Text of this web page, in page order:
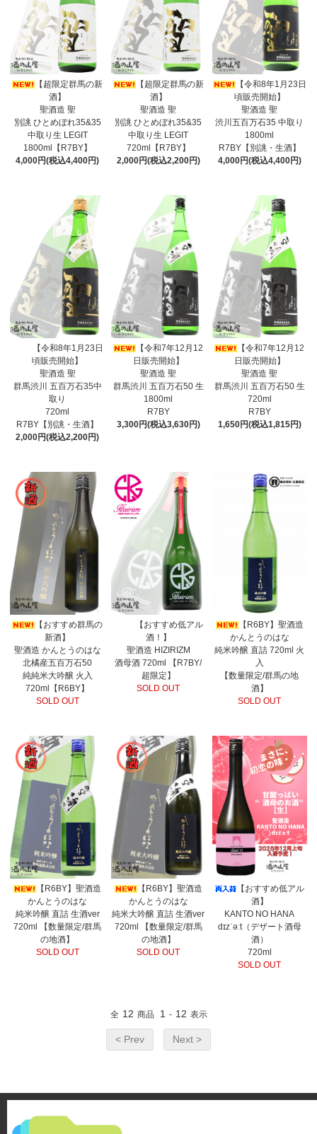
【超限定群馬の新
酒】
聖酒造 聖
別誂 ひとめぼれ35&35
中取り生 LEGIT
1800ml【R7BY】
4,000円(税込4,400円)
【超限定群馬の新
酒】
聖酒造 聖
別誂 ひとめぼれ35&35
中取り生 LEGIT
720ml【R7BY】
2,000円(税込2,200円)
【令和8年1月23日
頃販売開始】
聖酒造 聖
渋川五百万石35 中取り
1800ml
R7BY【別誂・生酒】
4,000円(税込4,400円)
【令和8年1月23日
頃販売開始】
聖酒造 聖
群馬渋川 五百万石35中
取り
720ml
R7BY【別誂・生酒】
2,000円(税込2,200円)
【令和7年12月12
日販売開始】
聖酒造 聖
群馬渋川 五百万石50 生
1800ml
R7BY
3,300円(税込3,630円)
【令和7年12月12
日販売開始】
聖酒造 聖
群馬渋川 五百万石50 生
720ml
R7BY
1,650円(税込1,815円)
【おすすめ群馬の
新酒】
聖酒造 かんとうのはな
北橘産五百万石50
純純米大吟醸 火入
720ml【R6BY】
SOLD OUT
【おすすめ低アル
酒！】
聖酒造 HIZIRIZM
酒母酒 720ml 【R7BY/
超限定】
SOLD OUT
【R6BY】聖酒造
かんとうのはな
純米吟醸 直詰 720ml 火
入
【数量限定/群馬の地
酒】
SOLD OUT
【R6BY】聖酒造
かんとうのはな
純米吟醸 直詰 生酒ver
720ml 【数量限定/群馬
の地酒】
SOLD OUT
【R6BY】聖酒造
かんとうのはな
純米大吟醸 直詰 生酒ver
720ml 【数量限定/群馬
の地酒】
SOLD OUT
【おすすめ低アル
酒】
KANTO NO HANA
dɪzˈəːt（デザート酒母
酒）
720ml
SOLD OUT
全 12 商品 1 - 12 表示
< Prev Next >